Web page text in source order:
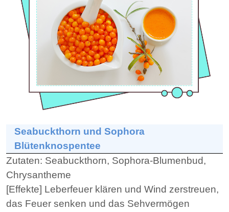
Seabuckthorn und Sophora
Blütenknospentee
Zutaten: Seabuckthorn, Sophora-Blumenbud,
Chrysantheme
[Effekte] Leberfeuer klären und Wind zerstreuen,
das Feuer senken und das Sehvermögen